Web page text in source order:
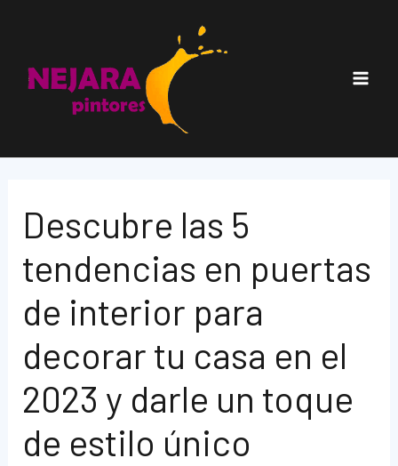
Descubre las 5
tendencias en puertas
de interior para
decorar tu casa en el
2023 y darle un toque
de estilo único